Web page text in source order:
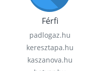
Férfi
padlogaz.hu
keresztapa.hu
kaszanova.hu